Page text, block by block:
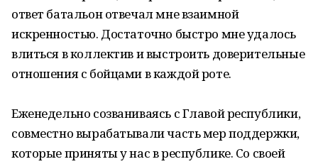
ответ батальон отвечал мне взаимной
искренностью. Достаточно быстро мне удалось
влиться в коллектив и выстроить доверительные
отношения с бойцами в каждой роте.
Еженедельно созваниваясь с Главой республики,
совместно вырабатывали часть мер поддержки,
которые приняты у нас в республике. Со своей